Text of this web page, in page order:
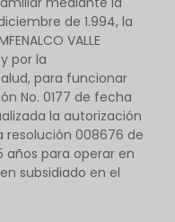
de 1.994, la
VALLE
y por la
para funcionar
No. 0177 de fecha
la autorización
008676 de
años para operar en
subsidiado en el